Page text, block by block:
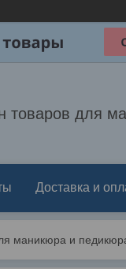
товаров для
Доставка и
маникюра и